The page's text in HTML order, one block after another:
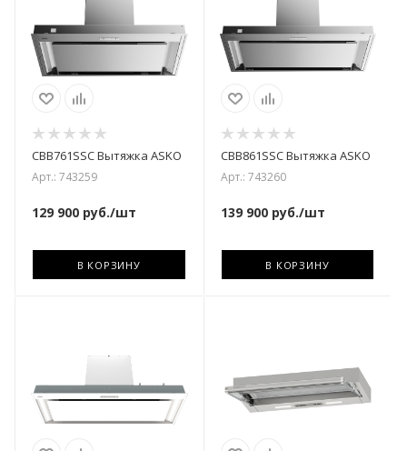
CBB761SSC Вытяжка ASKO
Арт.: 743259
129 900 руб./шт
В КОРЗИНУ
CBB861SSC Вытяжка ASKO
Арт.: 743260
139 900руб./шт
В КОРЗИНУ